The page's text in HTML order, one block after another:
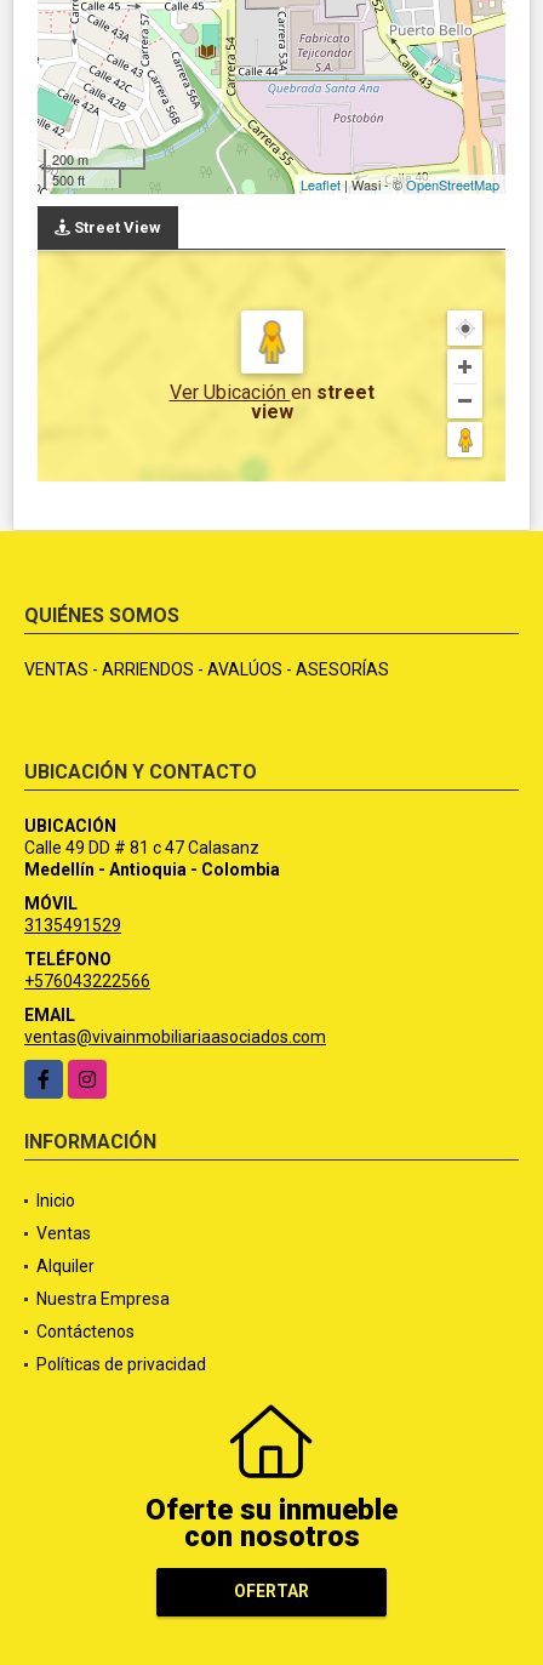
200 m
500 ft
Leaflet| Wasi - ©OpenStreetMap
Street View
Ver Ubicación en street
view
QUIÉNES SOMOS
VENTAS - ARRIENDOS - AVALÚOS - ASESORÍAS
UBICACIÓN Y CONTACTO
UBICACIÓN
Calle 49 DD # 81 c 47 Calasanz
Medellín - Antioquia - Colombia
MÓVIL
3135491529
TELÉFONO
+576043222566
EMAIL
ventas@vivainmobiliariaasociados.com
FacebookInstagram
INFORMACIÓN
Inicio
Ventas
Alquiler
Nuestra Empresa
Contáctenos
Políticas de privacidad
Oferte su inmueble
con nosotros
OFERTAR